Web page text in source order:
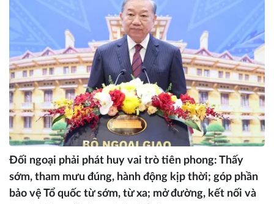
Đối ngoại phải phát huy vai trò tiên phong: Thấy
sớm, tham mưu đúng, hành động kịp thời; góp phần
bảo vệ Tổ quốc từ sớm, từ xa; mở đường, kết nối và